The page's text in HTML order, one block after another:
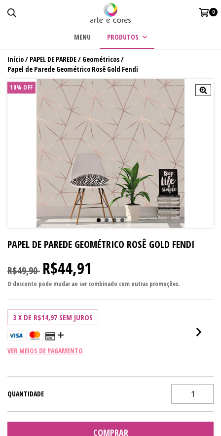
0
MENU PRODUTOS
Início/ PAPEL DE PAREDE/ Geométricos/
Papel de Parede Geométrico Rosê Gold Fendi
10% OFF
PAPEL DE PAREDE GEOMÉTRICO ROSÊ GOLD FENDI
R$49,90 R$44,91
O desconto pode mudar ao ser combinado com outras promoções.
3 X DE R$14,97 SEM JUROS
VER MEIOS DE PAGAMENTO
QUANTIDADE